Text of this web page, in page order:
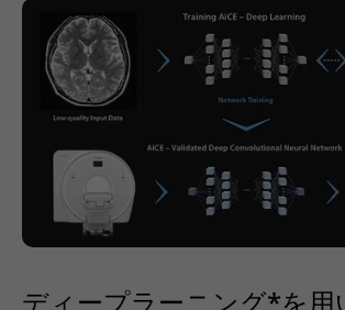
ディープラーニング*を用